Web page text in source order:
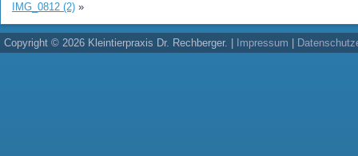
IMG_0812 (2) »
Copyright © 2026 Kleintierpraxis Dr. Rechberger. | Impressum